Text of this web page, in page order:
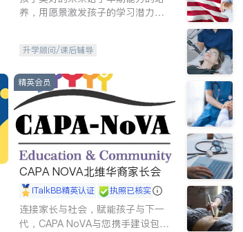
养，用愿景激发孩子的学习潜力和
升学顾问/课后辅导
精英会员
CAPA NOVA北维华裔家长会
iTalkBB精英认证 执照已核实
连接家长与社会，赋能孩子与下一
代，CAPA NoVA与您携手建设包